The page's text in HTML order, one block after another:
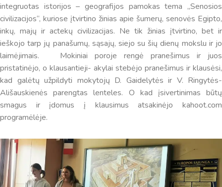
integruotas istorijos – geografijos pamokas tema „Senosios
civilizacijos“, kuriose įtvirtino žinias apie šumerų, senovės Egipto,
inkų, majų ir actekų civilizacijas. Ne tik žinias įtvirtino, bet ir
ieškojo tarp jų panašumų, sąsajų, siejo su šių dienų mokslu ir jo
laimėjimais. Mokiniai poroje rengė pranešimus ir juos
pristatinėjo, o klausantieji- akylai stebėjo pranešimus ir klausėsi,
kad galėtų užpildyti mokytojų D. Gaidelytės ir V. Ringytės-
Ališauskienės parengtas lenteles. O kad įsivertinimas būtų
smagus ir įdomus į klausimus atsakinėjo kahoot.com
programėlėje.